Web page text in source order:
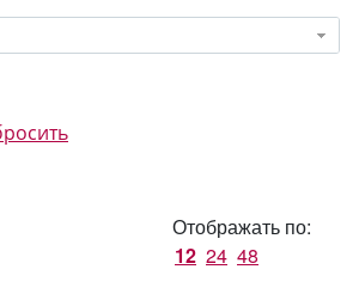
Отображать по:
12 24 48